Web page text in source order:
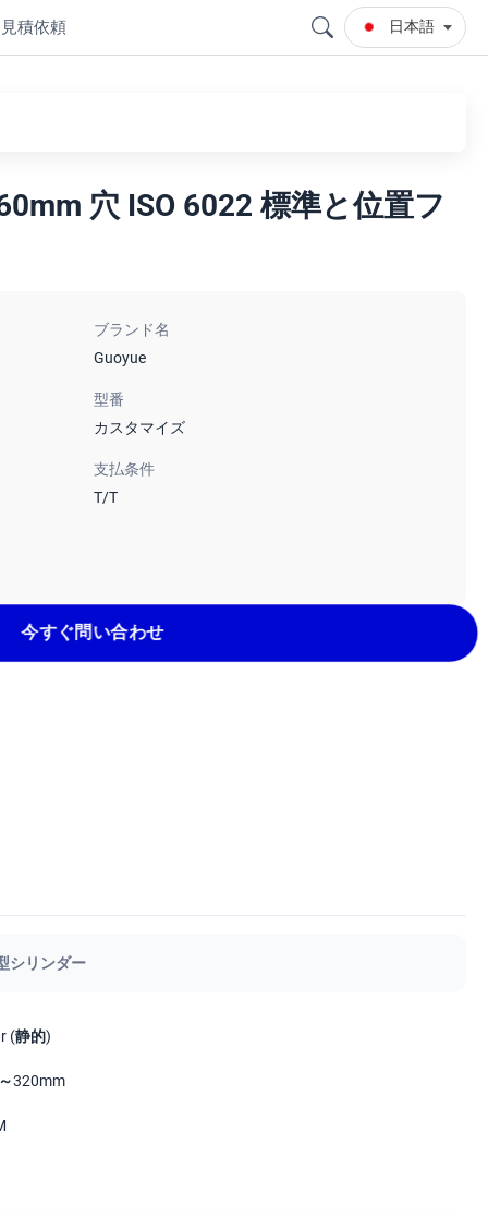
見積依頼 日本語
穴 ISO 6022 標準と位置フ
ブランド名
Guoyue
型番
カスタマイズ
支払条件
T/T
今すぐ問い合わせ
シリンダー
(静的)
320mm